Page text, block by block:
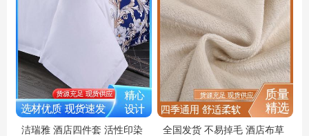
洁瑞雅 酒店四件套 活性印染
全国发货 不易掉毛 酒店布草